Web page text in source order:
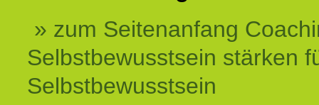
» zum Seitenanfang
Selbstbewusstsein stärken
Selbstbewusstsein